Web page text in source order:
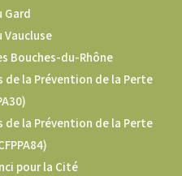
Gard
Bouches-du-Rhône
de la Prévention de la Perte
de la Prévention de la Perte
pour la Cité